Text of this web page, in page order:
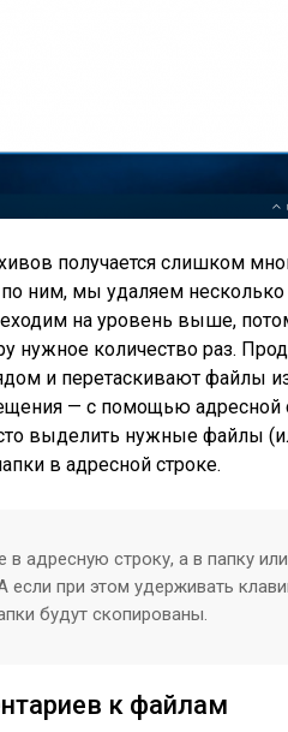
получается слишком
по ним, мы удаляем
на уровень выше,
нужное количество раз.
и перетаскивают файлы
— с помощью адресной
выделить нужные файлы
в адресной строке.
адресную строку, а в папку
при этом удерживать
будут скопированы.
к файлам